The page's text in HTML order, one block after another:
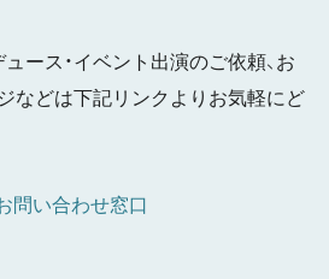
ース・イベント出演のご依頼、お
などは下記リンクよりお気軽にど
問い合わせ窓口